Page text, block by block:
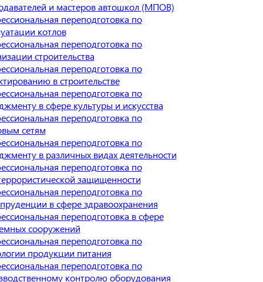
и мастеров автошкол (МПОВ)
переподготовка по
котлов
переподготовка по
строительства
переподготовка по
в строительстве
переподготовка по
в сфере культуры и искусства
переподготовка по
сетям
переподготовка по
в различных видах деятельности
переподготовка по
защищенности
переподготовка по
в сфере здравоохранения
переподготовка в сфере
сооружений
переподготовка по
продукции питания
переподготовка по
контролю оборудования